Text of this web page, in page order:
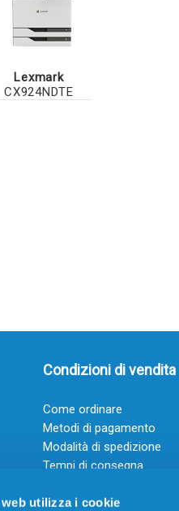
utilizza i cookie
Lexmark
CX924NDTE
Condizioni di vendita
Come ordinare
Metodi di pagamento
Modalità di spedizione
Tempi di consegna